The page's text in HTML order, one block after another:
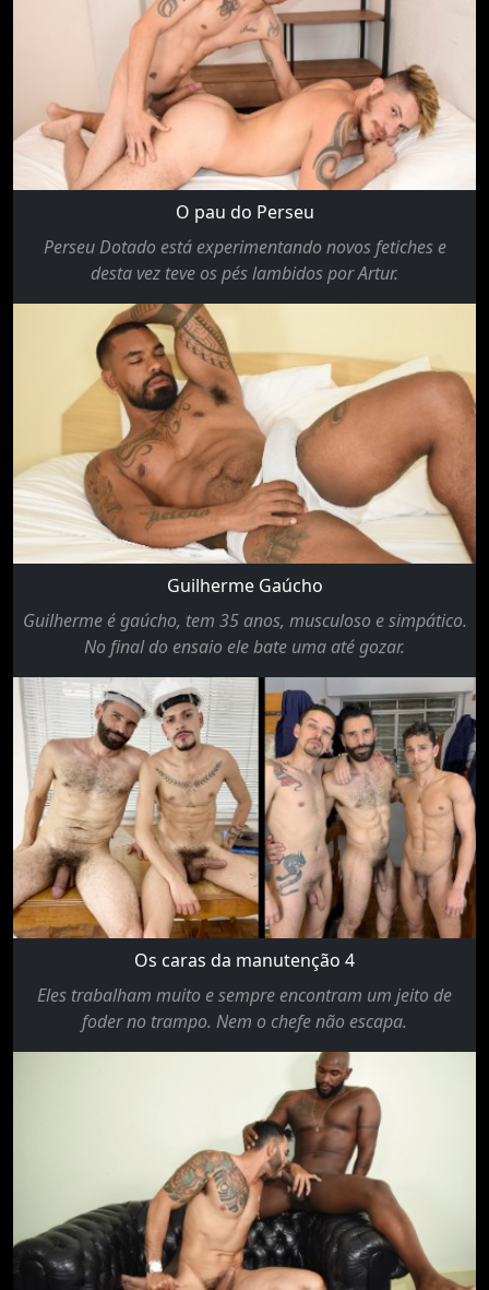
O pau do Perseu
Perseu Dotado está experimentando novos fetiches e
desta vez teve os pés lambidos por Artur.
Guilherme Gaúcho
Guilherme é gaúcho, tem 35 anos, musculoso e simpático.
No final do ensaio ele bate uma até gozar.
Os caras da manutenção 4
Eles trabalham muito e sempre encontram um jeito de
foder no trampo. Nem o chefe não escapa.